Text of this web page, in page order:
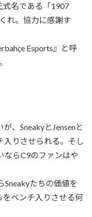
式名である「1907
れ。協力に感謝す
Esports』と呼
、SneakyとJensenと
入りさせられる。そし
ならC9のファンはや
Sneakyたちの価値を
ベンチ入りさせる何